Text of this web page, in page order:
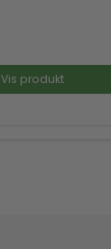
Vis produkt